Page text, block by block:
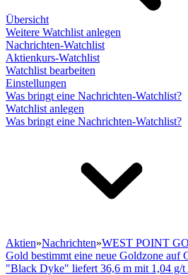
Übersicht
Weitere Watchlist anlegen
Nachrichten-Watchlist
Aktienkurs-Watchlist
Watchlist bearbeiten
Einstellungen
Was bringt eine Nachrichten-Watchlist?
Watchlist anlegen
Was bringt eine Nachrichten-Watchlist?
Aktien»Nachrichten»WEST POINT
Gold bestimmt eine neue Goldzone auf
"Black Dyke" liefert 36,6 m mit 1,04 g/t